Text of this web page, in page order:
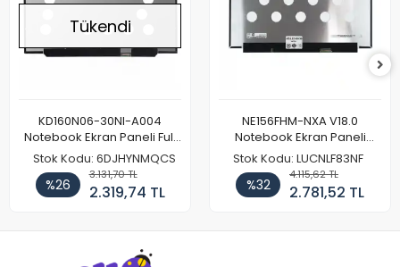
Tükendi
KD160N06-30NI-A004
Notebook Ekran Paneli Full
HD
Stok Kodu: 6DJHYNMQCS
%26
3.131,70 TL
2.319,74 TL
NE156FHM-NXA V18.0
Notebook Ekran Paneli
144Hz
Stok Kodu: LUCNLF83NF
%32
4.115,62 TL
2.781,52 TL